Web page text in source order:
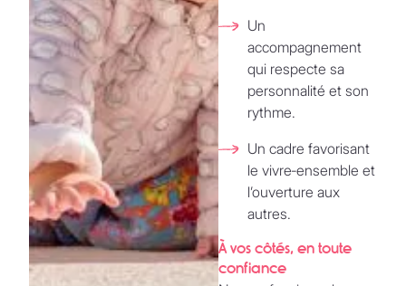
Un
accompagnement
qui respecte sa
personnalité et son
rythme.
Un cadre favorisant
le vivre‑ensemble et
l’ouverture aux
autres.
À vos côtés, en toute
confiance